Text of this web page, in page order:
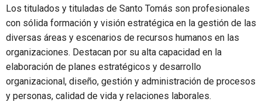
Los titulados y tituladas de Santo Tomás son profesionales
con sólida formación y visión estratégica en la gestión de las
diversas áreas y escenarios de recursos humanos en las
organizaciones. Destacan por su alta capacidad en la
elaboración de planes estratégicos y desarrollo
organizacional, diseño, gestión y administración de procesos
y personas, calidad de vida y relaciones laborales.